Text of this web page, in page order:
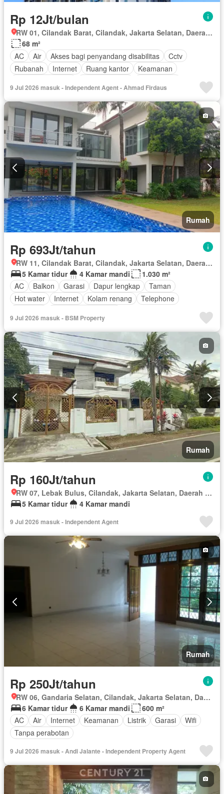
Rp 12Jt/bulan
RW 01, Cilandak Barat, Cilandak, Jakarta Selatan, Daerah Khusus Ibukota Jakarta
68 m²
AC
Air Akses bagi penyandang disabilitas
Cctv
Rubanah
Internet Ruang kantor
Keamanan
Telephone
Garasi Teras Berperabot lengkap
9 Jul 2026 masuk - Independent Agent - Ahmad Firdaus
Rumah
Rp 693Jt/tahun
RW 11, Cilandak Barat, Cilandak, Jakarta Selatan, Daerah Khusus Ibukota Jakarta
5 Kamar tidur
4 Kamar mandi
1.030 m²
AC
Balkon Garasi Dapur lengkap
Taman
Hot water
Internet Kolam renang
Telephone
9 Jul 2026 masuk - BSM Property
Rumah
Rp 160Jt/tahun
RW 07, Lebak Bulus, Cilandak, Jakarta Selatan, Daerah Khusus Ibukota Jakarta
5 Kamar tidur
4 Kamar mandi
9 Jul 2026 masuk - Independent Agent
Rumah
Rp 250Jt/tahun
RW 06, Gandaria Selatan, Cilandak, Jakarta Selatan, Daerah Khusus Ibukota Jakarta
6 Kamar tidur
6 Kamar mandi
600 m²
AC
Air Internet Keamanan Listrik Garasi
Wifi
Tanpa perabotan
9 Jul 2026 masuk - Andi Jalante - Independent Property Agent